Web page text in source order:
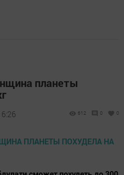
планеты
612 0 0